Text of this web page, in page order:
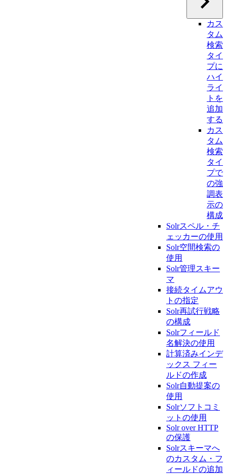
カス
タム
検索
タイ
プに
ハイ
ライ
トを
追加
する
カス
タム
検索
タイ
プで
の強
調表
示の
構成
Solrスペル・チ
ェッカーの使用
Solr空間検索の
使用
Solr管理スキー
マ
接続タイムアウ
トの指定
Solr再試行戦略
の構成
Solrフィールド
名解決の使用
計算済みインデ
ックス フィー
ルドの作成
Solr自動提案の
使用
Solrソフトコミ
ットの使用
Solr over HTTP
の保護
Solrスキーマへ
のカスタム・フ
ィールドの追加